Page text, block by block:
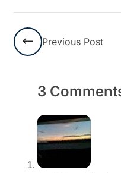
Previous Post
3